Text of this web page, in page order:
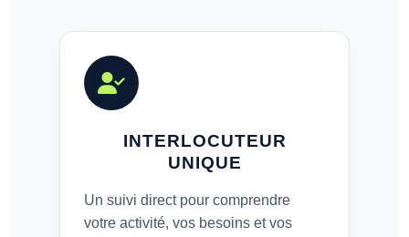
INTERLOCUTEUR
UNIQUE
Un suivi direct pour comprendre
votre activité, vos besoins et vos